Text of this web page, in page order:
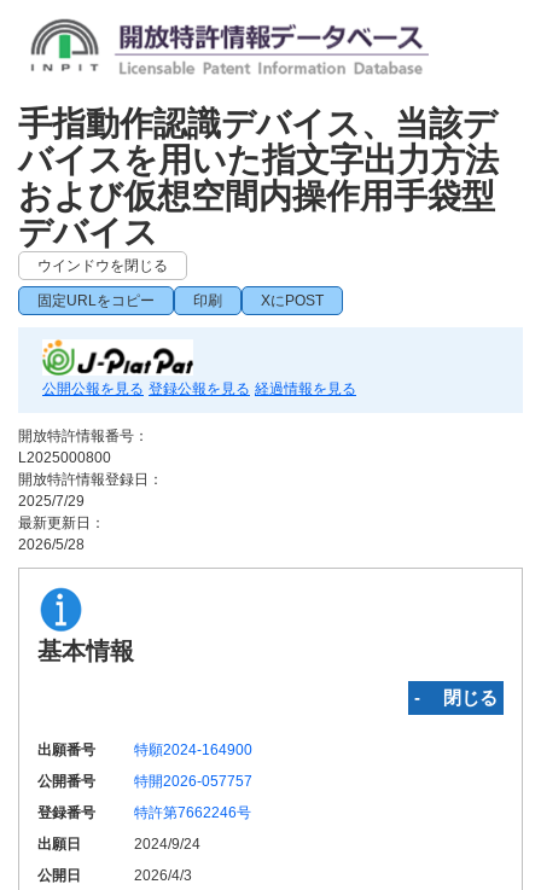
手指動作認識デバイス、当該デ
バイスを用いた指文字出力方法
および仮想空間内操作用手袋型
デバイス
ウインドウを閉じる
固定URLをコピー 印刷 XにPOST
公開公報を見る 登録公報を見る 経過情報を見る
開放特許情報番号：
L2025000800
開放特許情報登録日：
2025/7/29
最新更新日：
2026/5/28
基本情報
‐ 閉じる
出願番号
特願2024-164900
公開番号
特開2026-057757
登録番号
特許第7662246号
出願日
2024/9/24
公開日
2026/4/3